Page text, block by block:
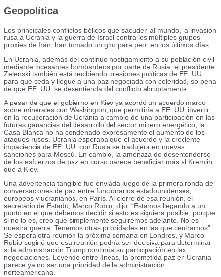
Geopolítica
Los principales conflictos bélicos que sacuden al mundo, la invasión
rusa a Ucrania y la guerra de Israel contra los múltiples grupos
proxies de Irán, han tomado un giro para peor en los últimos días.
En Ucrania, además del continuo hostigamiento a su población civil
mediante incesantes bombardeos por parte de Rusia, el presidente
Zelenski también está recibiendo presiones políticas de EE. UU.
para que ceda y llegue a una paz negociada con celeridad, so pena
de que EE. UU. se desentienda del conflicto abruptamente.
A pesar de que el gobierno en Kiev ya acordó un acuerdo marco
sobre minerales con Washington, que permitiría a EE. UU. invertir
en la recuperación de Ucrania a cambio de una participación en las
futuras ganancias del desarrollo del sector minero energético, la
Casa Blanca no ha condenado expresamente el aumento de los
ataques rusos. Ucrania esperaba que el acuerdo y la creciente
impaciencia de EE. UU. con Rusia se tradujera en nuevas
sanciones para Moscú. En cambio, la amenaza de desentenderse
de los esfuerzos de paz en curso parece beneficiar más al Kremlin
que a Kiev.
Una advertencia tangible fue enviada luego de la primera ronda de
conversaciones de paz entre funcionarios estadounidenses,
europeos y ucranianos, en París. Al cierre de esa reunión, el
secretario de Estado, Marco Rubio, dijo: “Estamos llegando a un
punto en el que debemos decidir si esto es siquiera posible, porque
si no lo es, creo que simplemente seguiremos adelante. No es
nuestra guerra. Tenemos otras prioridades en las que centrarnos”.
Se espera otra reunión la próxima semana en Londres, y Marco
Rubio sugirió que esa reunión podría ser decisiva para determinar
si la administración Trump continúa su participación en las
negociaciones. Leyendo entre líneas, la prometida paz en Ucrania
parece ya no ser una prioridad de la administración
norteamericana.